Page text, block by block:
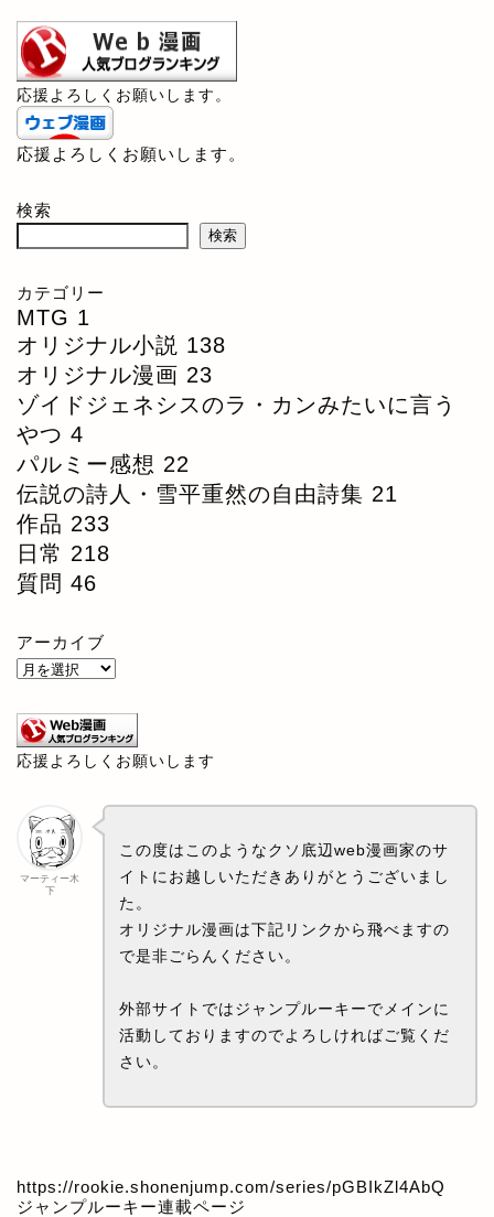
応援よろしくお願いします。
応援よろしくお願いします。
検索
検索
カテゴリー
MTG 1
オリジナル小説 138
オリジナル漫画 23
ゾイドジェネシスのラ・カンみたいに言う
やつ 4
パルミー感想 22
伝説の詩人・雪平重然の自由詩集 21
作品 233
日常 218
質問 46
アーカイブ
応援よろしくお願いします
マーティー木
下
この度はこのようなクソ底辺web漫画家のサ
イトにお越しいただきありがとうございまし
た。
オリジナル漫画は下記リンクから飛べますの
で是非ごらんください。
外部サイトではジャンプルーキーでメインに
活動しておりますのでよろしければご覧くだ
さい。
https://rookie.shonenjump.com/series/pGBIkZl4AbQ
ジャンプルーキー連載ページ